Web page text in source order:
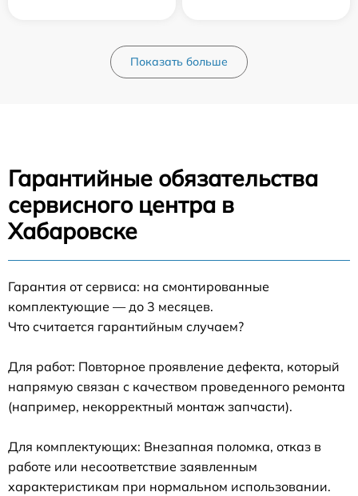
Показать больше
Гарантийные обязательства
сервисного центра в
Хабаровске
Гарантия от сервиса: на смонтированные
комплектующие — до 3 месяцев.
Что считается гарантийным случаем?
Для работ: Повторное проявление дефекта, который
напрямую связан с качеством проведенного ремонта
(например, некорректный монтаж запчасти).
Для комплектующих: Внезапная поломка, отказ в
работе или несоответствие заявленным
характеристикам при нормальном использовании.